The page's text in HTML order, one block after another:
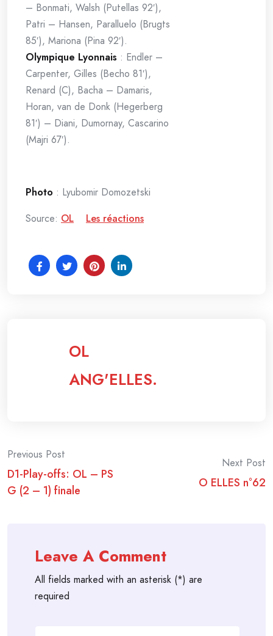
– Bonmati, Walsh (Putellas 92′),
Patri – Hansen, Paralluelo (Brugts
85′), Mariona (Pina 92′).
Olympique Lyonnais : Endler –
Carpenter, Gilles (Becho 81′),
Renard (C), Bacha – Damaris,
Horan, van de Donk (Hegerberg
81′) – Diani, Dumornay, Cascarino
(Majri 67′).
Photo : Lyubomir Domozetski
Source: OL Les réactions
OL
ANG'ELLES.
Post
navigation
Previous Post
D1-Play-offs: OL – PS
G (2 – 1) finale
Next Post
O ELLES n°62
Leave A Comment
All fields marked with an asterisk (*) are
required